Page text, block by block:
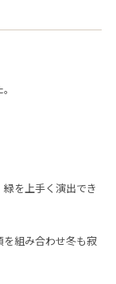
を上手く演出でき
組み合わせ冬も寂